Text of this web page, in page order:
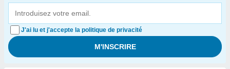
J'ai lu et j'accepte la politique de privacité